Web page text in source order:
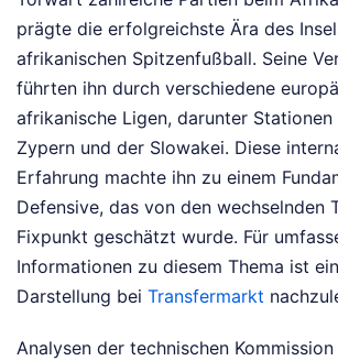
prägte die erfolgreichste Ära des
afrikanischen Spitzenfußball. Seine
führten ihn durch verschiedene
afrikanische Ligen, darunter
Zypern und der Slowakei. Diese
Erfahrung machte ihn zu einem
Defensive, das von den wechselnden
Fixpunkt geschätzt wurde. Für
Informationen zu diesem Thema ist
Darstellung bei Transfermarkt
Analysen der technischen